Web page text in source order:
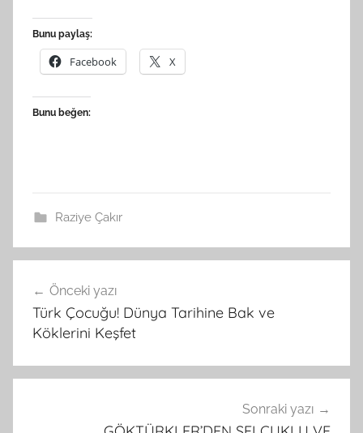
Bunu paylaş:
Facebook X
Bunu beğen:
Raziye Çakır
gezinmesi
Önceki yazı
Türk Çocuğu! Dünya Tarihine Bak ve
Köklerini Keşfet
Sonraki yazı